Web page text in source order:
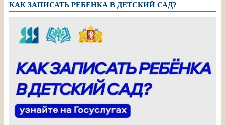
КАК ЗАПИСАТЬ РЕБЕНКА В ДЕТСКИЙ САД?